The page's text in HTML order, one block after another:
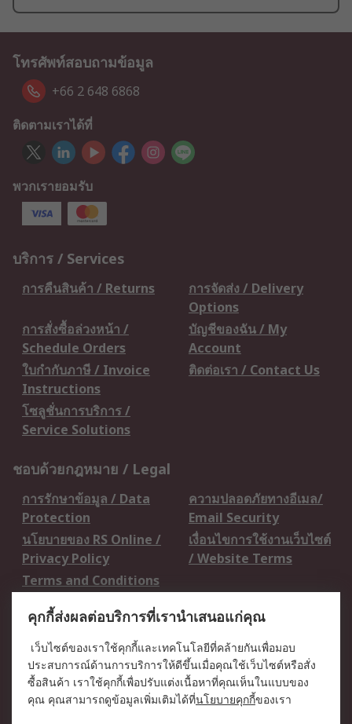
โทรศัพท์สอบถามข้อมูล
+66 2 648 6868
ติดตามเราได้ที่
พวกเรายอมรับ
บริการ / Services
การคืนสินค้า / Returns
การจัดส่ง / Delivery
Options
การสั่งซื้อล่วงหน้า /
Schedule Orders
บัญชีของฉัน / My
Account
ใบกำกับภาษี / Invoice
Instructions
ติดต่อเรา / Contact Us
โซลูชั่นการบริการ /
Service Solutions
ชอบด้วยกฎหมาย / Legal
การรักษาข้อมูล / Data
Protection
ความปลอดภัยทางอีเมล/
Email Security
นโยบายของ RS Online /
Privacy Policy
เงื่อนไขการใช้งานเว็บไซต์
/ Website Terms
Terms and Conditions
เกี่ยวกับ RS / About RS
RS ทั่วโลก / RS
Worldwide
ข่าวประชาสัมพันธ์ / Press
Centre
บริษัทในเครือ RS /
วิธีการชำระเงิน /
คุกกี้ส่งผลต่อบริการที่เรานำเสนอแก่คุณ
เว็บไซต์ของเราใช้คุกกี้และเทคโนโลยีที่คล้ายกันเพื่อมอบ
ประสบการณ์ด้านการบริการให้ดีขึ้นเมื่อคุณใช้เว็บไซต์หรือสั่ง
ซื้อสินค้า เราใช้คุกกี้เพื่อปรับแต่งเนื้อหาที่คุณเห็นในแบบของ
คุณ คุณสามารถดูข้อมูลเพิ่มเติมได้ที่นโยบายคุกกี้ของเรา